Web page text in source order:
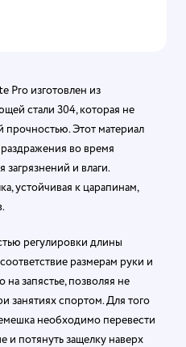
Pro изготовлен из
стали 304, которая не
прочностью. Этот материал
во время
загрязнений и влаги.
устойчивая к царапинам,
регулировки длины
размерам руки и
запястье, позволяя не
занятиях спортом. Для того
необходимо перевести
и потянуть защелку наверх